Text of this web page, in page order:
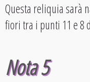
Questa reliquia sarà
fiori tra i punti 11 e 8
Nota 5